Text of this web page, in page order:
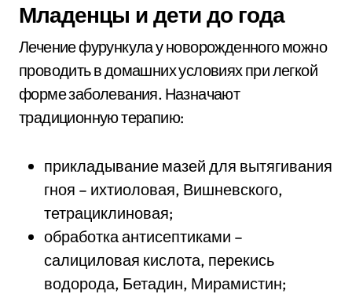
Младенцы и дети до года
Лечение фурункула у новорожденного можно
проводить в домашних условиях при легкой
форме заболевания. Назначают
традиционную терапию:
прикладывание мазей для вытягивания
гноя – ихтиоловая, Вишневского,
тетрациклиновая;
обработка антисептиками –
салициловая кислота, перекись
водорода, Бетадин, Мирамистин;